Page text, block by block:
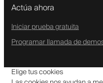
Actúa ahora
Iniciar prueba gratuita
Programar llamada de
Elige tus cookies